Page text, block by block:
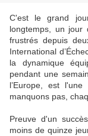
C'est le grand
longtemps, un jour
frustrés depuis
International
la dynamique
pendant une
l’Europe, est
manquons pas,
Preuve d'un
moins de quinze